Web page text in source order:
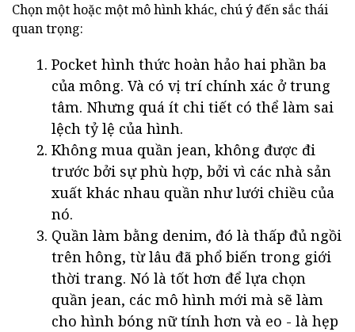
Chọn một hoặc một mô hình khác, chú ý đến sắc thái
quan trọng:
Pocket hình thức hoàn hảo hai phần ba
của mông. Và có vị trí chính xác ở trung
tâm. Nhưng quá ít chi tiết có thể làm sai
lệch tỷ lệ của hình.
Không mua quần jean, không được đi
trước bởi sự phù hợp, bởi vì các nhà sản
xuất khác nhau quần như lưới chiều của
nó.
Quần làm bằng denim, đó là thấp đủ ngồi
trên hông, từ lâu đã phổ biến trong giới
thời trang. Nó là tốt hơn để lựa chọn
quần jean, các mô hình mới mà sẽ làm
cho hình bóng nữ tính hơn và eo - là hẹp